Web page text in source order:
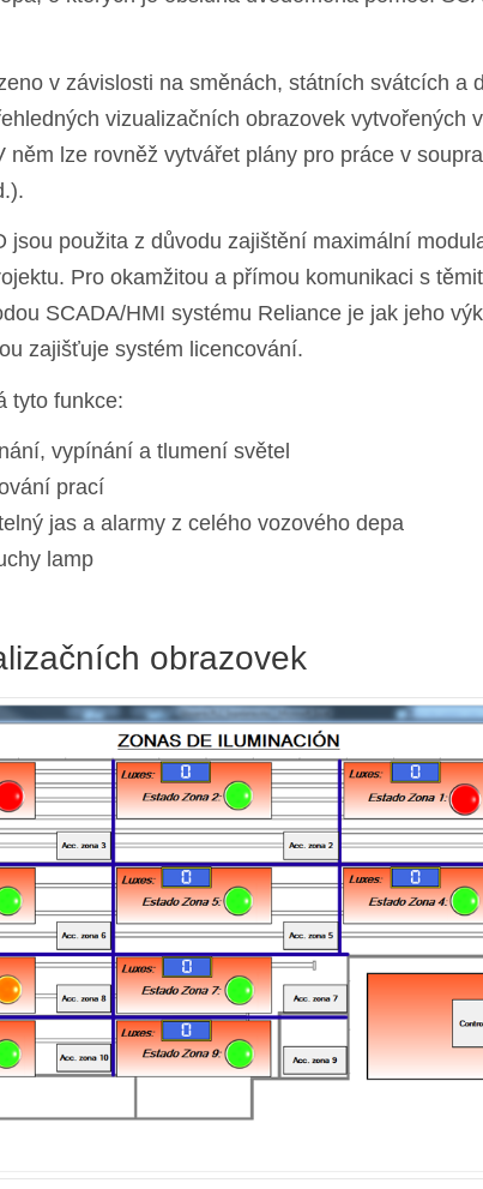
v závislosti na směnách, státních svátcích a
vizualizačních obrazovek vytvořených
něm lze rovněž vytvářet plány pro práce v
jsou použita z důvodu zajištění maximální
Pro okamžitou a přímou komunikaci s
SCADA/HMI systému Reliance je jak jeho
zajišťuje systém licencování.
tyto funkce:
vypínání a tlumení světel
prací
jas a alarmy z celého vozového depa
lamp
obrazovek